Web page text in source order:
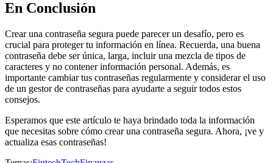
En Conclusión
Crear una contraseña segura puede parecer un desafío, pero es
crucial para proteger tu información en línea. Recuerda, una buena
contraseña debe ser única, larga, incluir una mezcla de tipos de
caracteres y no contener información personal. Además, es
importante cambiar tus contraseñas regularmente y considerar el uso
de un gestor de contraseñas para ayudarte a seguir todos estos
consejos.
Esperamos que este artículo te haya brindado toda la información
que necesitas sobre cómo crear una contraseña segura. Ahora, ¡ve y
actualiza esas contraseñas!